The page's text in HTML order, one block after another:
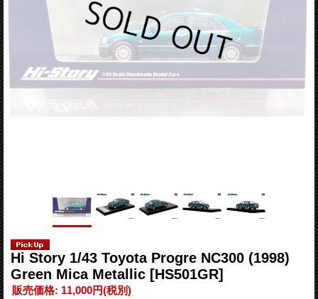
Hi Story 1/43 Toyota Progre NC300 (1998)
Green Mica Metallic [HS501GR]
販売価格: 11,000円(税別)